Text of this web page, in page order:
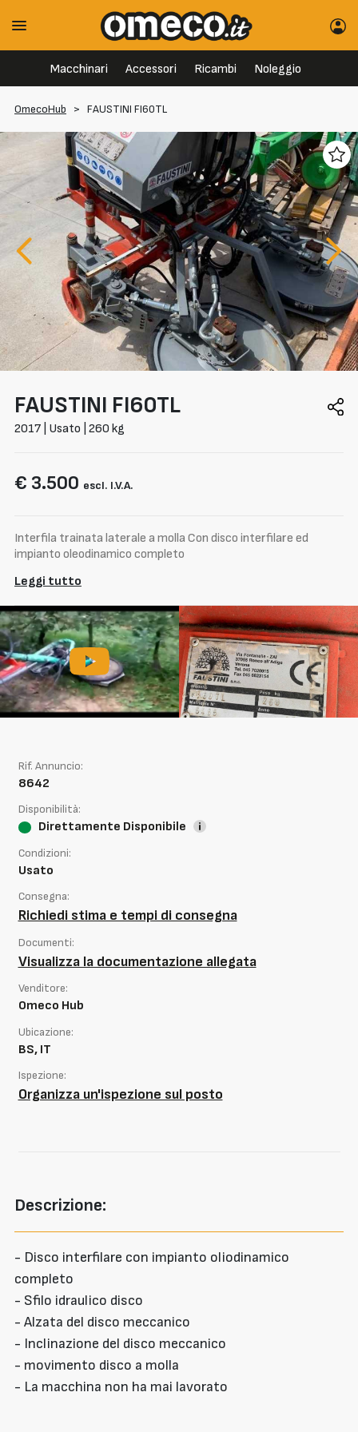
Macchinari Accessori Ricambi Noleggio
OmecoHub > FAUSTINI FI60TL
Descrizione:
- Disco interfilare con impianto oliodinamico
completo
- Sfilo idraulico disco
- Alzata del disco meccanico
- Inclinazione del disco meccanico
- movimento disco a molla
- La macchina non ha mai lavorato
FAUSTINI FI60TL
2017 | Usato | 260 kg
€ 3.500 escl. I.V.A.
Interfila trainata laterale a molla Con disco interfilare ed
impianto oleodinamico completo
Leggi tutto
Rif. Annuncio:
8642
Disponibilità:
Direttamente Disponibile
Condizioni:
Usato
Consegna:
Richiedi stima e tempi di consegna
Documenti:
Visualizza la documentazione allegata
Venditore:
Omeco Hub
Ubicazione:
BS, IT
Ispezione:
Organizza un'ispezione sul posto